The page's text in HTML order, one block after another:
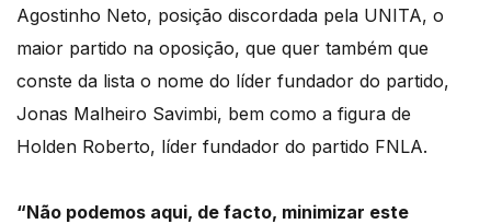
Agostinho Neto, posição discordada pela UNITA, o
maior partido na oposição, que quer também que
conste da lista o nome do líder fundador do partido,
Jonas Malheiro Savimbi, bem como a figura de
Holden Roberto, líder fundador do partido FNLA.
“Não podemos aqui, de facto, minimizar este